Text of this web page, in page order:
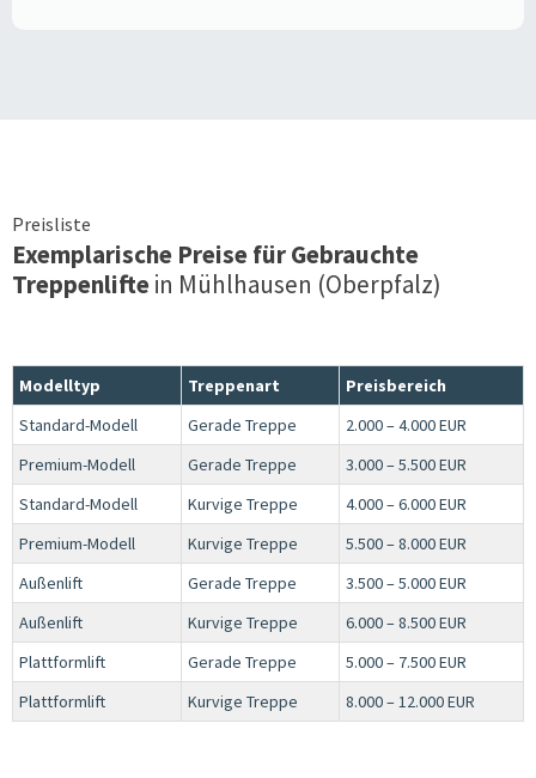
Preisliste
Exemplarische Preise für Gebrauchte
Treppenliftein Mühlhausen (Oberpfalz)
Modelltyp Treppenart
Preisbereich
Standard-Modell
Gerade Treppe
2.000 – 4.000 EUR
Premium-Modell
Gerade Treppe
3.000 – 5.500 EUR
Standard-Modell
Kurvige Treppe
4.000 – 6.000 EUR
Premium-Modell
Kurvige Treppe
5.500 – 8.000 EUR
Außenlift
Gerade Treppe
3.500 – 5.000 EUR
Außenlift
Kurvige Treppe
6.000 – 8.500 EUR
Plattformlift
Gerade Treppe
5.000 – 7.500 EUR
Plattformlift
Kurvige Treppe 8.000 – 12.000 EUR